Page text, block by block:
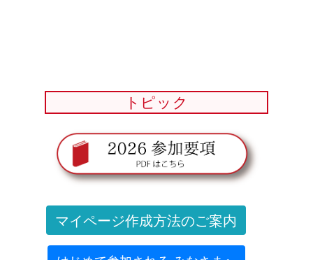
トピック
マイページ作成方法のご案内